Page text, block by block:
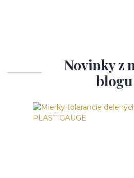
Novinky z
blogu